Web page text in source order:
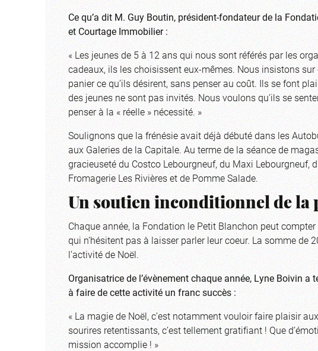
Ce qu’a dit M. Guy Boutin, président-fondateur de la
et Courtage Immobilier :
« Les jeunes de 5 à 12 ans qui nous sont référés par les
cadeaux, ils les choisissent eux-mêmes. Nous insistons
panier ce qu’ils désirent, sans penser au coût. Ils se font
des jeunes ne sont pas invités. Nous voulons qu’ils se
penser à la « réelle » nécessité. »
Soulignons que la frénésie avait déjà débuté dans les
aux Galeries de la Capitale. Au terme de la séance de
gracieuseté du Costco Lebourgneuf, du Maxi Lebourgneuf,
Fromagerie Les Rivières et de Pomme Salade.
Un soutien inconditionnel de la
Chaque année, la Fondation le Petit Blanchon peut
qui n’hésitent pas à laisser parler leur coeur. La somme de
l’activité de Noël.
Organisatrice de l’évènement chaque année, Lyne Boivin
à faire de cette activité un franc succès :
« La magie de Noël, c’est notamment vouloir faire plaisir
sourires retentissants, c’est tellement gratifiant ! Que
mission accomplie ! »